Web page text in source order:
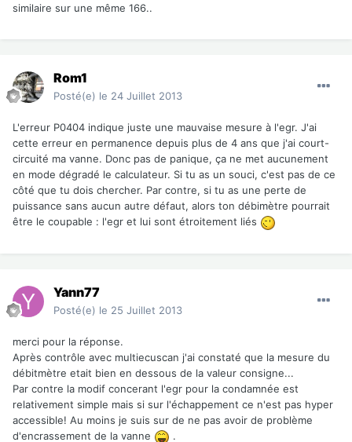
similaire sur une même 166..
Rom1
Posté(e) le 24 Juillet 2013
L'erreur P0404 indique juste une mauvaise mesure à l'egr. J'ai
cette erreur en permanence depuis plus de 4 ans que j'ai court-
circuité ma vanne. Donc pas de panique, ça ne met aucunement
en mode dégradé le calculateur. Si tu as un souci, c'est pas de ce
côté que tu dois chercher. Par contre, si tu as une perte de
puissance sans aucun autre défaut, alors ton débimètre pourrait
être le coupable : l'egr et lui sont étroitement liés
Yann77
Posté(e) le 25 Juillet 2013
merci pour la réponse.
Après contrôle avec multiecuscan j'ai constaté que la mesure du
débitmètre etait bien en dessous de la valeur consigne...
Par contre la modif concerant l'egr pour la condamnée est
relativement simple mais si sur l'échappement ce n'est pas hyper
accessible! Au moins je suis sur de ne pas avoir de problème
d'encrassement de la vanne
.